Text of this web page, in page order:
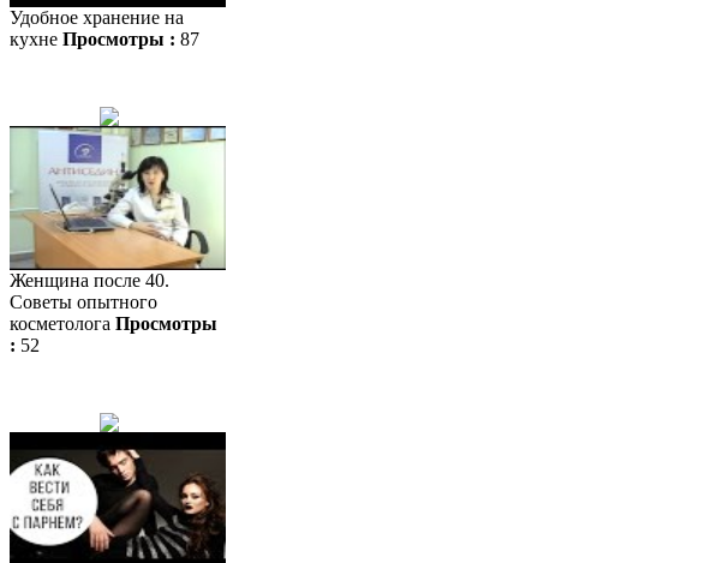
Удобное хранение на
кухне Просмотры : 87
Женщина после 40.
Советы опытного
косметолога Просмотры
: 52